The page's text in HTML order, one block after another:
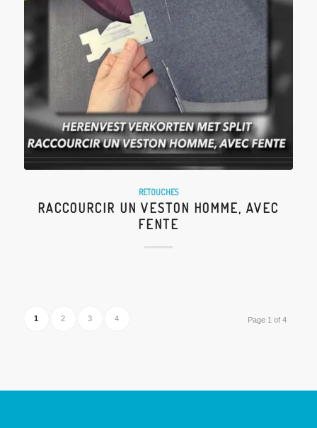
RETOUCHES
RACCOURCIR UN VESTON HOMME, AVEC
FENTE
Page 1 of 4
1 2 3 4